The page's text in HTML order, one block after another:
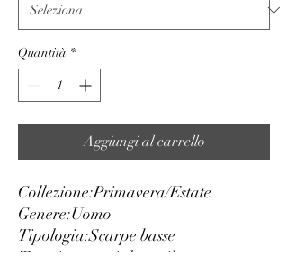
Quantità *
Aggiungi al carrello
Collezione:Primavera/Estate
Genere:Uomo
Tipologia:Scarpe basse